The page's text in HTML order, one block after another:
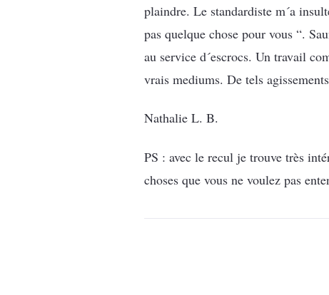
plaindre. Le standardiste m´a
pas quelque chose pour vous “.
au service d´escrocs. Un travail
vrais mediums. De tels
Nathalie L. B.
PS : avec le recul je trouve très
choses que vous ne voulez pas